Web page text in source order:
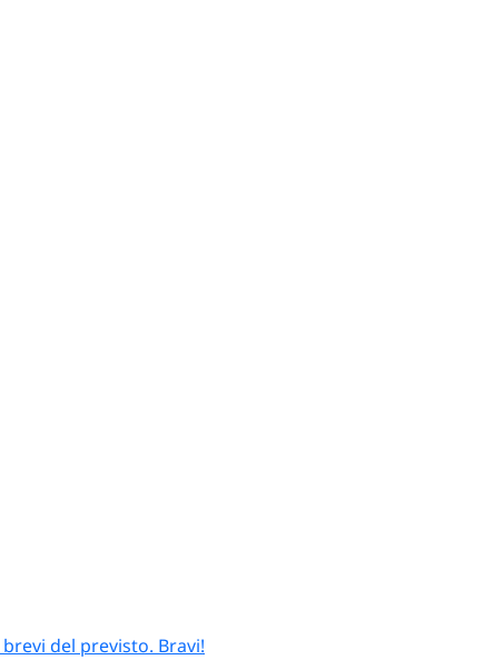
del previsto. Bravi!